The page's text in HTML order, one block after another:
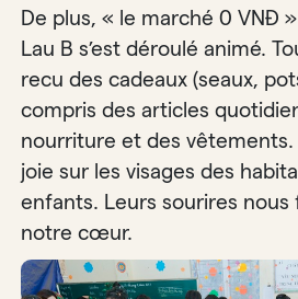
De plus, « le marché 0 VNĐ »
Lau B s’est déroulé animé.
recu des cadeaux (seaux,
compris des articles
nourriture et des vêtements.
joie sur les visages des
enfants. Leurs sourires nous
notre cœur.